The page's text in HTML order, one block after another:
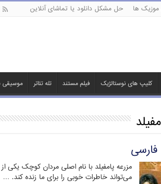
موزیک ها حل مشکل دانلود یا تماشای آنلاین
کلیپ های نوستالژیک فیلم مستند تله تئاتر موسیقی
فارسی
مزرعه پامفیلد با نام اصلی مردان کوچک یکی
می‌تواند خاطرات خوبی را برای ما زنده کند. …